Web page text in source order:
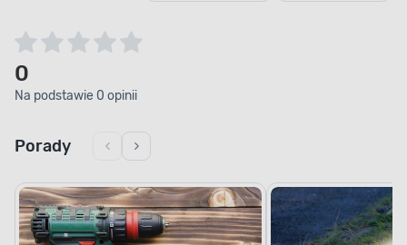
0
Na podstawie 0 opinii
Porady